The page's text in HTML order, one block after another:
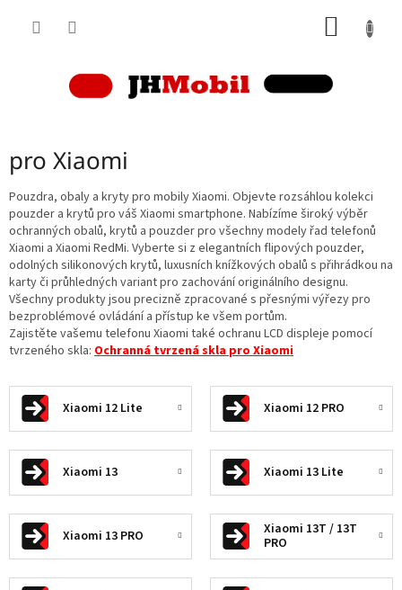
pro Xiaomi
Pouzdra, obaly a kryty pro mobily Xiaomi. Objevte rozsáhlou kolekci
pouzder a krytů pro váš Xiaomi smartphone. Nabízíme široký výběr
ochranných obalů, krytů a pouzder pro všechny modely řad telefonů
Xiaomi a Xiaomi RedMi. Vyberte si z elegantních flipových pouzder,
odolných silikonových krytů, luxusních knížkových obalů s přihrádkou na
karty či průhledných variant pro zachování originálního designu.
Všechny produkty jsou precizně zpracované s přesnými výřezy pro
bezproblémové ovládání a přístup ke všem portům.
Zajistěte vašemu telefonu Xiaomi také ochranu LCD displeje pomocí
tvrzeného skla: Ochranná tvrzená skla pro Xiaomi
Xiaomi 12 Lite Xiaomi 12 PRO
Xiaomi 13 Xiaomi 13 Lite
Xiaomi 13 PRO
Xiaomi 13T / 13T
PRO